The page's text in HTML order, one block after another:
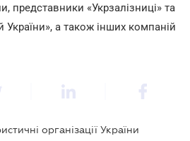
представники «Укрзалізниці» та
України», а також інших компаній
організації України